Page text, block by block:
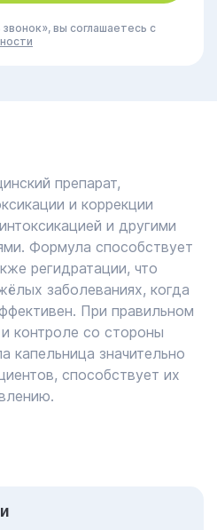
вы соглашаетесь с
препарат,
и коррекции
и другими
Формула способствует
регидратации, что
заболеваниях, когда
При правильном
контроле со стороны
капельница значительно
способствует их